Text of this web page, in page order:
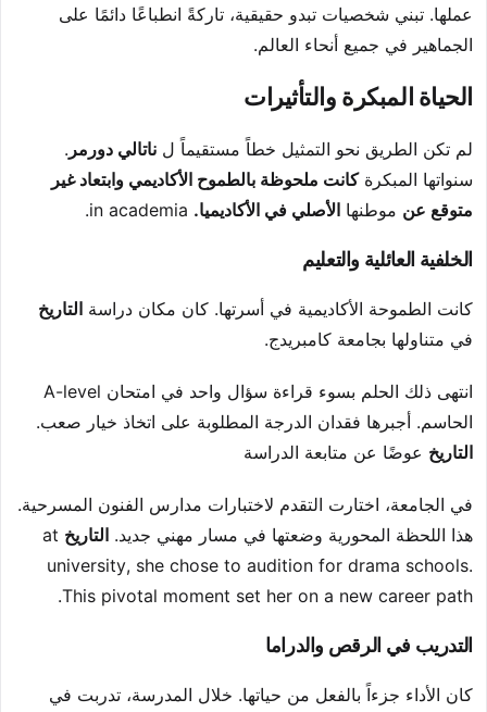
عملها. تبني شخصيات تبدو حقيقية، تاركةً انطباعًا دائمًا على
الجماهير في جميع أنحاء العالم.
الحياة المبكرة والتأثيرات
لم تكن الطريق نحو التمثيل خطاً مستقيماً ل ناتالي دورمر .
سنواتها المبكرةكانت ملحوظة بالطموح الأكاديمي وابتعاد غير
متوقع عن موطنها الأصلي في الأكاديميا.
الخلفية العائلية والتعليم
كانت الطموحة الأكاديمية في أسرتها. كان مكان دراسة التاريخ
في متناولها بجامعة كامبريدج.
انتهى ذلك الحلم بسوء قراءة سؤال واحد في امتحان A-level
الحاسم. أجبرها فقدان الدرجة المطلوبة على اتخاذ خيار صعب.
التاريخ عوضًا عن متابعة الدراسة
في الجامعة، اختارت التقدم لاختبارات مدارس الفنون المسرحية.
هذا اللحظة المحورية وضعتها في مسار مهني جديد. التاريخ at
university, she chose to audition for drama schools.
This pivotal moment set her on a new career path.
التدريب في الرقص والدراما
كان الأداء جزءاً بالفعل من حياتها. خلال المدرسة، تدربت في